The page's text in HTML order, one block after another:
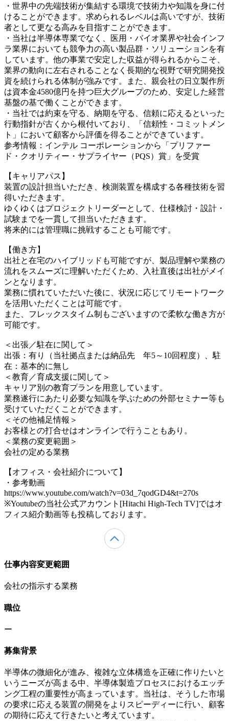
・世界中の先端技術が集結する環境で技術力や知識を身に付
けることができます。求められるレベルは高いですが、技術
者として更なる高みを目指すことができます。
・当社は半導体専業でなく、医用・バイオ業界や社会インフ
ラ業界においても競争力の高い製品群・ソリューションを有
しています。他の事業で安定した収益が得られるからこそ、
業界の動向に左右されることなく長期的な視野で研究開発投
資を続けられる体制が強みです。また、親会社の日立製作所
は資本金4580億円を持つ巨大グループのため、安定した経営
基盤の基で働くことができます。
・当社では約束を守る、納期を守る、信頼に応えるといった
行動指針が古くから根付いており、「信頼性・コミットメン
ト」において顧客から評価を得ることができています。
参考情報：インテル コーポレーションから「プリファー
ド・クオリティー・サプライヤー（PQS）賞」を受賞
【キャリアパス】
装置の設計担当いただき、検測装置を構成する各種技術を習
得いただきます。
ゆくゆくはプロジェクトリーダーとして、仕様検討・設計・
試験までを一貫して担当いただきます。
将来的には管理職に挑戦することも可能です。
【働き方】
出社と在宅のハイブリッドも可能ですが、製品理解や業務の
流れをスムーズに理解いただくため、入社直後は出社がメイ
ンとなります。
業務に慣れていただいた後に、状況に応じてリモートワーク
を活用いただくことは可能です。
また、フレックスタイム制もございますので柔軟な働き方が
可能です。
＜出張／駐在に関して＞
出張：有り（当社拠点または納品先 年5～10回程度）、駐
在：基本的に無し
＜教育／育成支援に関して＞
キャリア別の教育プランを用意しています。
業務遂行にあたり必要な知識を学ぶための外部セミナー等も
受けていただくことができます。
＜その他補足情報＞
お客様との打合せはオンラインで行うこともあり。
＜業務の変更範囲＞
会社の定める業務
【オフィス・会社紹介について】
・参考動画
https://www.youtube.com/watch?v=03d_7qodGD4&t=270s
※Youtubeの当社公式アカウント[Hitachi High-Tech TV]ではオ
フィス紹介動画等も投稿しております。
仕事内容変更範囲
会社の指示する業務
職位
ー
募集背景
半導体の微細化が進み、複雑な立体構造を正確に作りたいと
いうニーズが高まる中、半導体製造プロセスにおけるエッチ
ング工程の重要性が高まっています。当社は、そうした市場
の要求に応える装置の開発をよりスピーディーに行い、顧客
の期待に応えて行きたいと考えています。